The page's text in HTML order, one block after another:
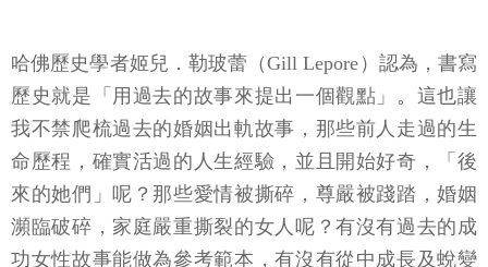
哈佛歷史學者姬兒．勒玻蕾（Gill Lepore）認為，書寫
歷史就是「用過去的故事來提出一個觀點」。這也讓
我不禁爬梳過去的婚姻出軌故事，那些前人走過的生
命歷程，確實活過的人生經驗，並且開始好奇，「後
來的她們」呢？那些愛情被撕碎，尊嚴被踐踏，婚姻
瀕臨破碎，家庭嚴重撕裂的女人呢？有沒有過去的成
功女性故事能做為參考範本，有沒有從中成長及蛻變